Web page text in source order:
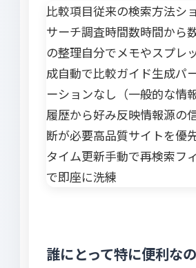
比較項目従来の検索方法シ
サーチ調査時間数時間から
の整理自分でメモやスプレ
成自動で比較ガイド生成パ
ーションなし（一般的な情
履歴から好み反映情報源の
断が必要高品質サイトを優
タイム更新手動で再検索フ
で即座に洗練
誰にとって特に便利な